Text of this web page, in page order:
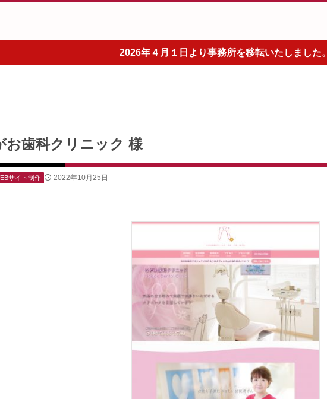
2026年４月１日より事務所を移転いたしました。
お歯科クリニック 様
サイト制作 2022年10月25日